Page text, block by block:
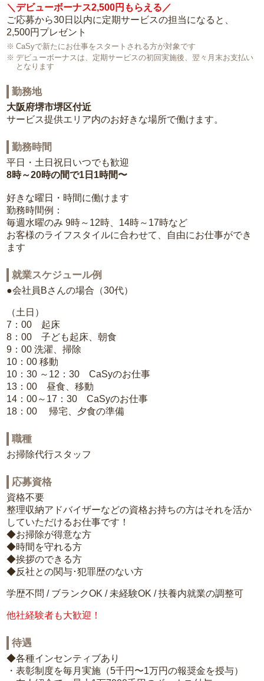
＼デビューボーナス2,500円もらえる／
ご応募から30日以内に定期サービスの担当になると、
2,500円プレゼント
CaSyで新たにお仕事をスタートされる方が対象です
デビューボーナスは、定期サービスの初回実施後、翌々月末お支払い
となります
勤務地
大阪府堺市堺区付近
サービス提供エリア内のお好きな場所で働けます。
勤務時間
平日・土日祝日いつでも歓迎
8時～20時の間で1日1時間〜
好きな曜日・時間に働けます
勤務時間例：
毎週水曜のみ 9時～12時、14時～17時など
お客様のライフスタイルに合わせて、自由にお仕事ができ
ます
就業スケジュール例
●会社員Bさんの場合（30代）
（土日）
7：00 起床
8：00 子ども起床、朝食
9：00 洗濯、掃除
10：00 移動
10：30 ～12：30 CaSyのお仕事
13：00 昼食、移動
14：00～17：30 CaSyのお仕事
18：00 帰宅、夕食の準備
職種
お掃除代行スタッフ
応募資格
資格不要
整理収納アドバイザーなどの資格お持ちの方はそれを活か
していただけるお仕事です！
◆お掃除が得意な方
◆時間を守れる方
◆挨拶のできる方
◆反社との関与･犯罪歴のない方
学歴不問 / ブランクOK / 未経験OK / 扶養内就業の調整可
他社経験者も大歓迎！
待遇
◆各種インセンティブあり
・表彰制度を毎月実施（5千円〜1万円の報奨金を授与）